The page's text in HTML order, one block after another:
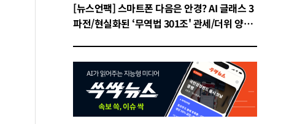
[뉴스언팩] 스마트폰 다음은 안경? AI 글래스 3
파전/현실화된 ‘무역법 301조' 관세/더위 양극